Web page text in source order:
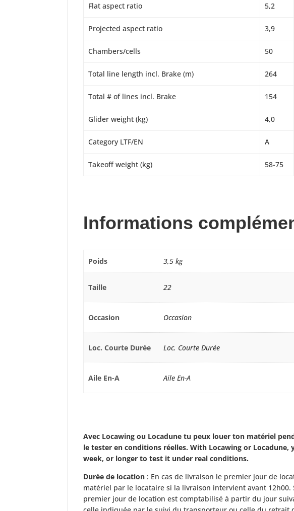
Flat aspect ratio 5,2
Projected aspect ratio 3,9
Chambers/cells 50
Total line length incl. Brake (m) 264
Total # of lines incl. Brake 154
Glider weight (kg) 4,0
Category LTF/EN A
Takeoff weight (kg) 58-75
Informations
Poids 3,5 kg
Taille 22
Occasion Occasion
Loc. Courte Durée Loc. Courte Durée
Aile En-A Aile En-A
Avec Locawing ou Locadune tu peux louer ton matériel
le tester en conditions réelles. With Locawing or
week, or longer to test it under real conditions.
Durée de location : En cas de livraison le premier jour de
matériel par le locataire si la livraison intervient avant
premier jour de location est comptabilisé à partir du jour